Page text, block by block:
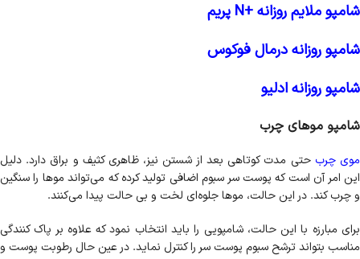
شامپو ملایم روزانه +N پریم
شامپو روزانه درمال فوکوس
شامپو روزانه ادلیو
شامپو موهای چرب
موی چرب حتی مدت کوتاهی بعد از شستن نیز، ظاهری کثیف و براق دارد. دلیل
این امر آن است که پوست سر سبوم اضافی تولید کرده که می‌تواند موها را سنگین
و چرب کند. در این حالت، موها جلوه‌ای لخت و بی حالت پیدا می‌کنند.
برای مبارزه با این حالت، شامپویی را باید انتخاب نمود که علاوه بر پاک کنندگی
مناسب بتواند ترشح سبوم پوست سر را کنترل نماید. در عین حال رطوبت پوست و